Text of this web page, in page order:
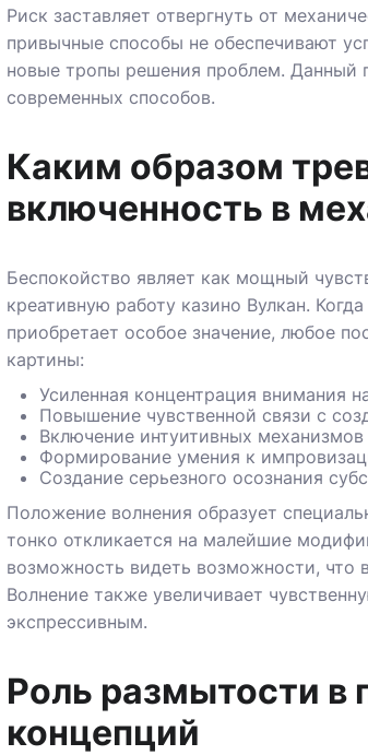
Риск заставляет отвергнуть от
привычные способы не обеспечивают
новые тропы решения проблем. Данный
современных способов.
Каким образом
включенность в
Беспокойство являет как мощный
креативную работу казино Вулкан.
приобретает особое значение, любое
картины:
Усиленная концентрация внимания
Повышение чувственной связи с
Включение интуитивных
Формирование умения к
Создание серьезного осознания
Положение волнения образует
тонко откликается на малейшие
возможность видеть возможности, что
Волнение также увеличивает
экспрессивным.
Роль размытости в
концепций